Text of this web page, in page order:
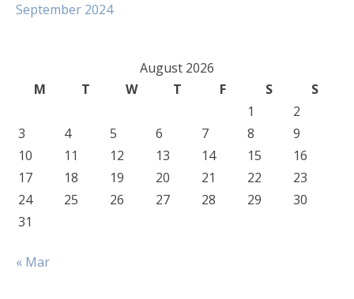
September 2024
August 2026
M
T W T F S
S
1
2
3
4 5 6 7 8
9
10
11 12 13 14 15
16
17
18 19 20 21 22
23
24
25 26 27 28 29
30
31
« Mar